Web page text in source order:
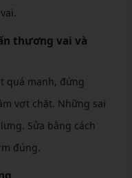
thương vai và
quá mạnh, đứng
vợt chặt. Những sai
Sửa bằng cách
đúng.